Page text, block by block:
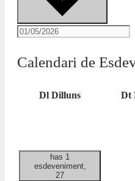
Calendari de
Dl Dilluns Dt
has 1
esdeveniment,
27